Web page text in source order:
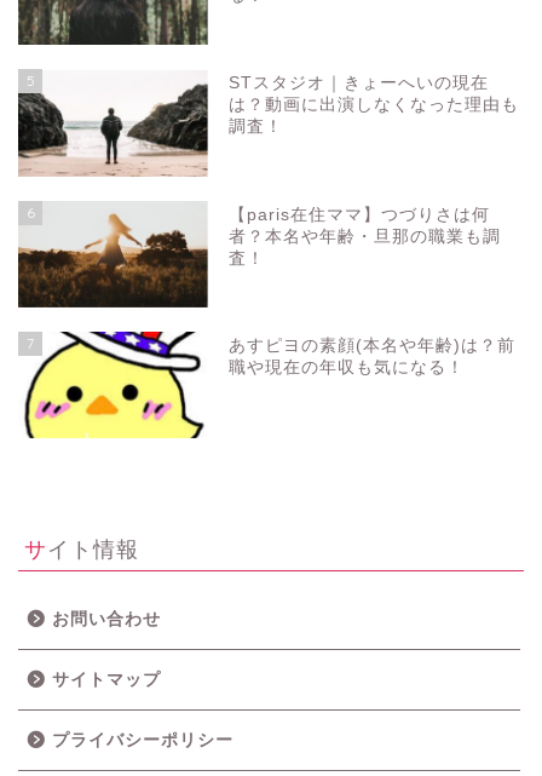
5
STスタジオ｜きょーへいの現在
は？動画に出演しなくなった理由も
調査！
6
【paris在住ママ】つづりさは何
者？本名や年齢・旦那の職業も調
査！
7
あすピヨの素顔(本名や年齢)は？前
職や現在の年収も気になる！
サイト情報
お問い合わせ
サイトマップ
プライバシーポリシー